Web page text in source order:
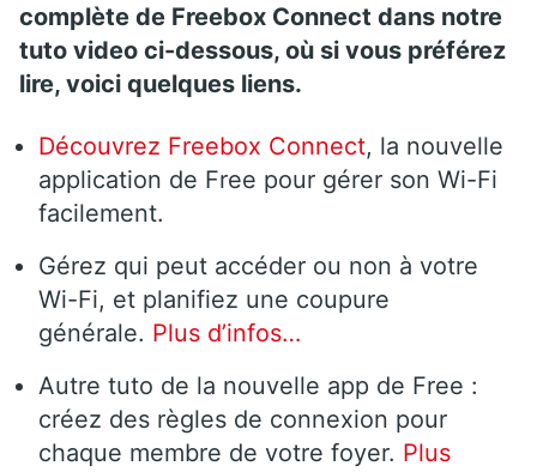
complète de Freebox Connect dans notre
tuto video ci-dessous, où si vous préférez
lire, voici quelques liens.
Découvrez Freebox Connect, la nouvelle
application de Free pour gérer son Wi-Fi
facilement.
Gérez qui peut accéder ou non à votre
Wi-Fi, et planifiez une coupure
générale. Plus d’infos…
Autre tuto de la nouvelle app de Free :
créez des règles de connexion pour
chaque membre de votre foyer. Plus